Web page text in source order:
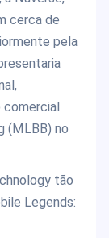
cerca de
pela
(MLBB) no
tão
Legends: